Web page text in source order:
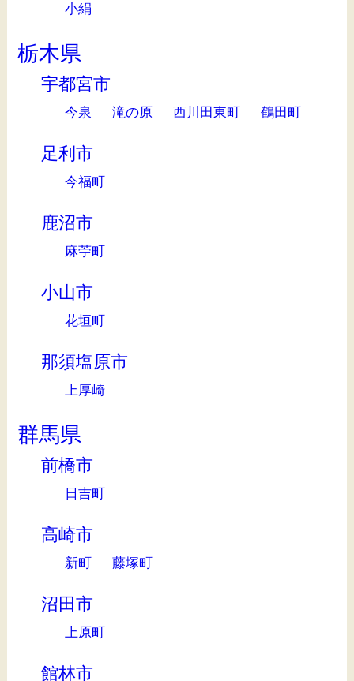
小絹
栃木県
宇都宮市
今泉 滝の原 西川田東町 鶴田町
足利市
今福町
鹿沼市
麻苧町
小山市
花垣町
那須塩原市
上厚崎
群馬県
前橋市
日吉町
高崎市
新町 藤塚町
沼田市
上原町
館林市